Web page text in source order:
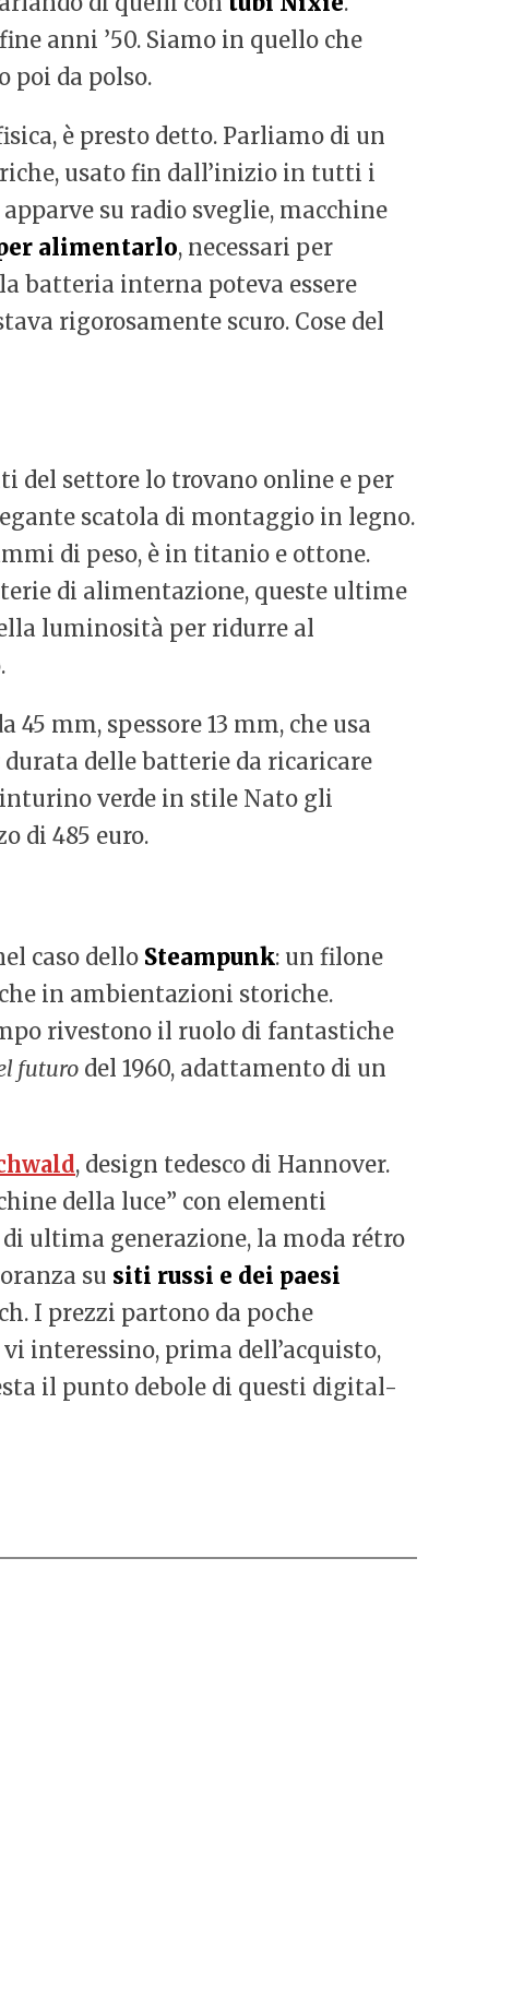
anni ’50. Siamo in quello che
poi da polso.
è presto detto. Parliamo di un
usato fin dall’inizio in tutti i
su radio sveglie, macchine
alimentarlo, necessari per
batteria interna poteva essere
rigorosamente scuro. Cose del
del settore lo trovano online e per
scatola di montaggio in legno.
di peso, è in titanio e ottone.
di alimentazione, queste ultime
luminosità per ridurre al
45 mm, spessore 13 mm, che usa
delle batterie da ricaricare
verde in stile Nato gli
di 485 euro.
caso dello Steampunk: un filone
in ambientazioni storiche.
rivestono il ruolo di fantastiche
futuro del 1960, adattamento di un
, design tedesco di Hannover.
della luce” con elementi
ultima generazione, la moda rétro
su siti russi e dei paesi
I prezzi partono da poche
interessino, prima dell’acquisto,
il punto debole di questi digital-